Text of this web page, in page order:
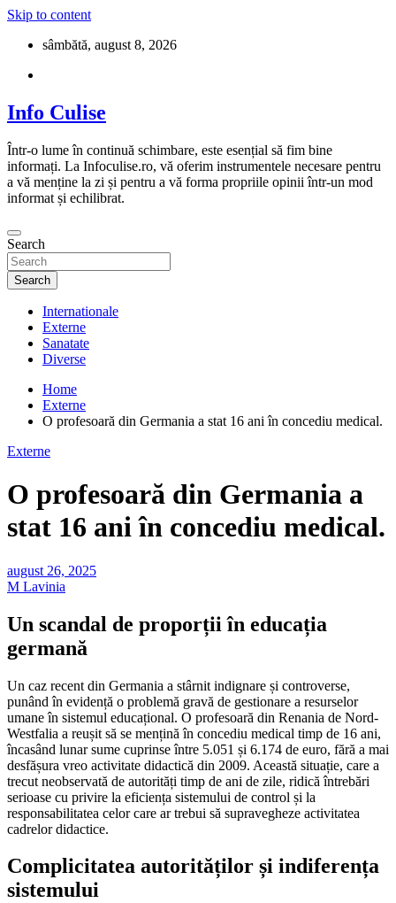
Skip to content
sâmbătă, august 8, 2026
Info Culise
Într-o lume în continuă schimbare, este esențial să fim bine
informați. La Infoculise.ro, vă oferim instrumentele necesare pentru
a vă menține la zi și pentru a vă forma propriile opinii într-un mod
informat și echilibrat.
Search
Search
Internationale
Externe
Sanatate
Diverse
Home
Externe
O profesoară din Germania a stat 16 ani în concediu medical.
Externe
O profesoară din Germania a
stat 16 ani în concediu medical.
august 26, 2025
M Lavinia
Un scandal de proporții în educația
germană
Un caz recent din Germania a stârnit indignare și controverse,
punând în evidență o problemă gravă de gestionare a resurselor
umane în sistemul educațional. O profesoară din Renania de Nord-
Westfalia a reușit să se mențină în concediu medical timp de 16 ani,
încasând lunar sume cuprinse între 5.051 și 6.174 de euro, fără a mai
desfășura vreo activitate didactică din 2009. Această situație, care a
trecut neobservată de autorități timp de ani de zile, ridică întrebări
serioase cu privire la eficiența sistemului de control și la
responsabilitatea celor care ar trebui să supravegheze activitatea
cadrelor didactice.
Complicitatea autorităților și indiferența
sistemului